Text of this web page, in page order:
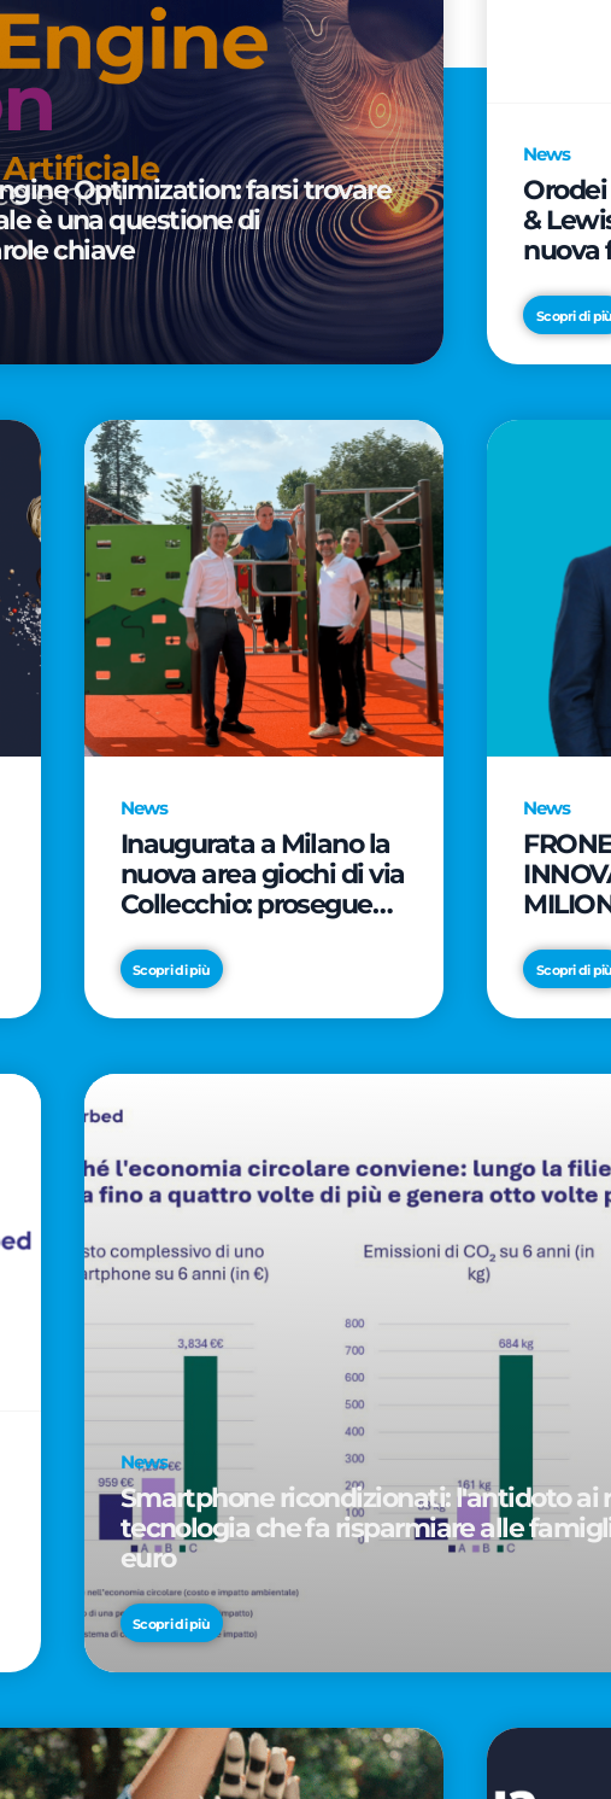
Optimization: farsi trovare
è una questione di
chiave
News
&
nuova
brand
Scopri di più
News
Inaugurata a Milano la
nuova area giochi di via
Collecchio: prosegue
SmartCityLife per gli
spazi pubblici del
Municipio 8
Scopri di più
News
PER
DEL
Scopri di più
News
Smartphone ricondizionati: l'antidoto ai
tecnologia che fa risparmiare alle
euro
Scopri di più